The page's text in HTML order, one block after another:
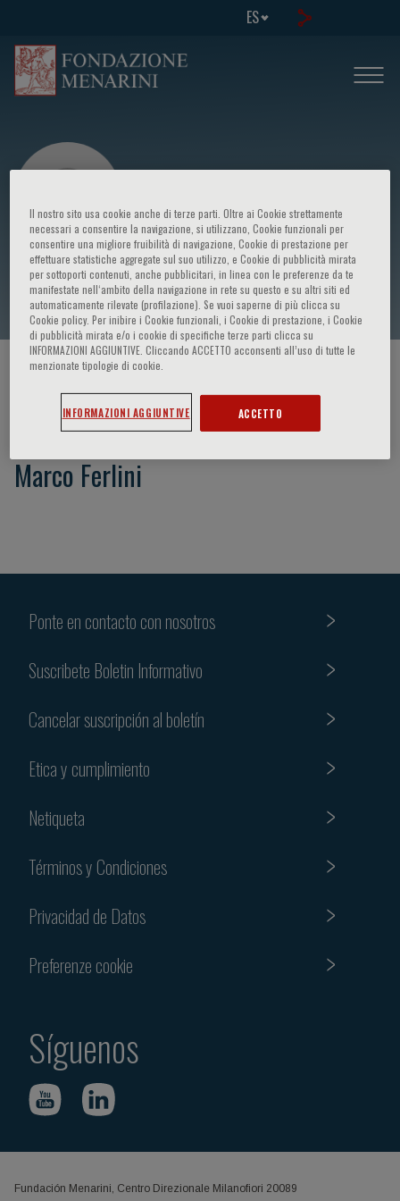
ES
Marco Ferlini
HOME PAGE / CURSOS Y EVENTOS
Marco Ferlini
Ponte en contacto con nosotros
Suscribete Boletin Informativo
Cancelar suscripción al boletín
Etica y cumplimiento
Netiqueta
Términos y Condiciones
Privacidad de Datos
Preferenze cookie
Síguenos
Fundación Menarini, Centro Direzionale Milanofiori 20089
Il nostro sito usa cookie anche di terze parti. Oltre ai Cookie strettamente
necessari a consentire la navigazione, si utilizzano, Cookie funzionali per
consentire una migliore fruibilità di navigazione, Cookie di prestazione per
effettuare statistiche aggregate sul suo utilizzo, e Cookie di pubblicità mirata
per sottoporti contenuti, anche pubblicitari, in linea con le preferenze da te
manifestate nell‘ambito della navigazione in rete su questo e su altri siti ed
automaticamente rilevate (profilazione). Se vuoi saperne di più clicca su
Cookie policy. Per inibire i Cookie funzionali, i Cookie di prestazione, i Cookie
di pubblicità mirata e/o i cookie di specifiche terze parti clicca su
INFORMAZIONI AGGIUNTIVE. Cliccando ACCETTO acconsenti all’uso di tutte le
menzionate tipologie di cookie.
INFORMAZIONI AGGIUNTIVE ACCETTO